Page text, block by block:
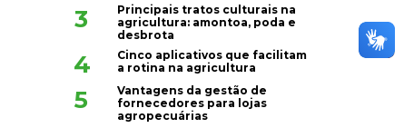
3
Principais tratos culturais na
agricultura: amontoa, poda e
desbrota
4
Cinco aplicativos que facilitam
a rotina na agricultura
5
Vantagens da gestão de
fornecedores para lojas
agropecuárias